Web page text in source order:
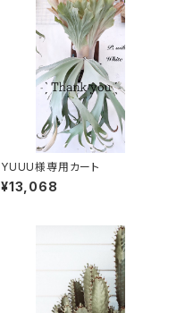
YUUU様専用カート
¥13,068